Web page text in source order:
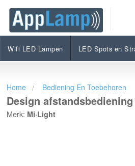
Wifi LED Lampen LED Spots en
Design
€16,95
Home Bediening En Toebehoren
Design
Merk: Mi·Light